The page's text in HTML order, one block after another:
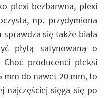
plexi bezbarwna, plexi
np. przydymiona
się także biała
płytą satynowaną o
producenci pleksi
mm do nawet 20 mm, to
najczęściej sięga się po